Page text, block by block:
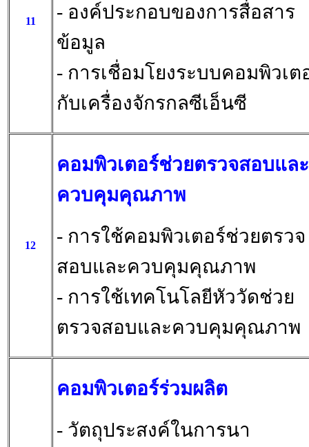
11
- องค์ประกอบของการสื่อสาร
ข้อมูล
- การเชื่อมโยงระบบคอมพิวเต
กับเครื่องจักรกลซีเอ็นซี
12
คอมพิวเตอร์ช่วยตรวจสอบและ
ควบคุมคุณภาพ
- การใช้คอมพิวเตอร์ช่วยตรวจ
สอบและควบคุมคุณภาพ
- การใช้เทคโนโลยีหัววัดช่วย
ตรวจสอบและควบคุมคุณภาพ
คอมพิวเตอร์ร่วมผลิต
- วัตถุประสงค์ในการนา